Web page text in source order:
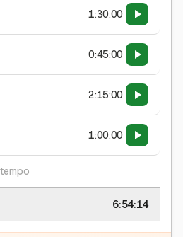
1:30:00
0:45:00
2:15:00
1:00:00
6:54:15